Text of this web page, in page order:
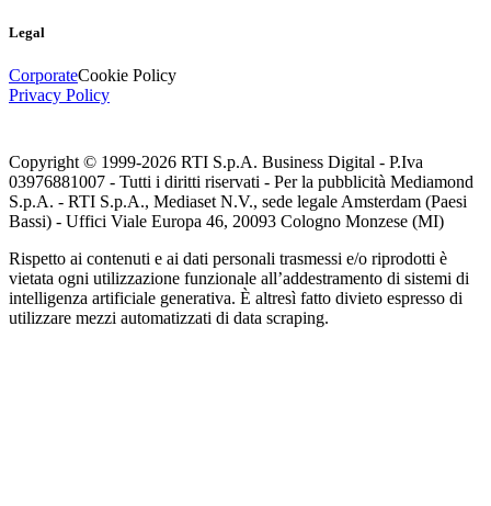
Legal
CorporateCookie Policy
Privacy Policy
Copyright © 1999-2026 RTI S.p.A. Business Digital - P.Iva
03976881007 - Tutti i diritti riservati - Per la pubblicità Mediamond
S.p.A. - RTI S.p.A., Mediaset N.V., sede legale Amsterdam (Paesi
Bassi) - Uffici Viale Europa 46, 20093 Cologno Monzese (MI)
Rispetto ai contenuti e ai dati personali trasmessi e/o riprodotti è
vietata ogni utilizzazione funzionale all’addestramento di sistemi di
intelligenza artificiale generativa. È altresì fatto divieto espresso di
utilizzare mezzi automatizzati di data scraping.